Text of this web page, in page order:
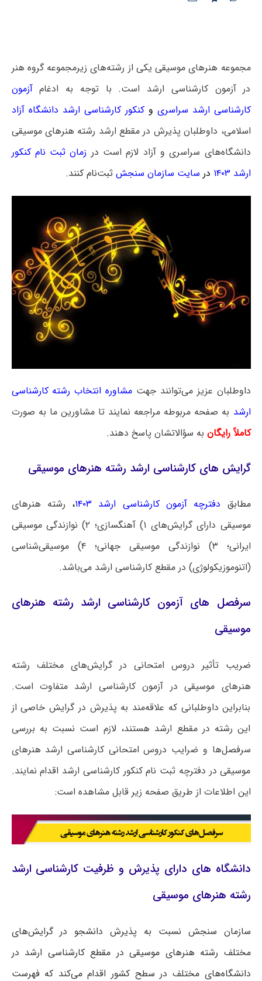
مجموعه هنرهای موسیقی یکی از رشته‌های زیرمجموعه گروه هنر
در آزمون کارشناسی ارشد است. با توجه به ادغامآزمون
کارشناسی ارشد سراسری وکنکور کارشناسی ارشد دانشگاه آزاد
اسلامی، داوطلبان پذیرش در مقطع ارشد رشته هنرهای موسیقی
دانشگاه‌های سراسری و آزاد لازم است در زمان ثبت نام کنکور
ارشد ۱۴۰۳
در سایت سازمان سنجش ثبت‌نام کنند.
داوطلبان عزیز می‌توانند جهت مشاوره انتخاب رشته کارشناسی
ارشد به صفحه مربوطه مراجعه نمایند تا مشاورین ما به صورت
کاملاً رایگان به سؤالاتشان پاسخ دهند.
گرایش‌ های کارشناسی ارشد رشته هنرهای موسیقی
مطابق دفترچه آزمون کارشناسی ارشد ۱۴۰۳ ، رشته هنرهای
موسیقی دارای گرایش‌های ۱) آهنگسازی؛ ۲) نوازندگی موسیقی
ایرانی؛ ۳) نوازندگی موسیقی جهانی؛ ۴) موسیقی‌شناسی
(اتنوموزیکولوژی) در مقطع کارشناسی ارشد می‌باشد.
سرفصل های آزمون کارشناسی ارشد رشته هنرهای
موسیقی
ضریب تأثیر دروس امتحانی در گرایش‌های مختلف رشته
هنرهای موسیقی در آزمون کارشناسی ارشد متفاوت است.
بنابراین داوطلبانی که علاقه‌مند به پذیرش در گرایش خاصی از
این رشته در مقطع ارشد هستند، لازم است نسبت به بررسی
سرفصل‌ها و ضرایب دروس امتحانی کارشناسی ارشد هنرهای
موسیقی در دفترچه ثبت نام کنکور کارشناسی ارشد اقدام نمایند.
این اطلاعات از طریق صفحه زیر قابل مشاهده است:
دانشگاه های دارای پذیرش و ظرفیت کارشناسی ارشد
رشته هنرهای موسیقی
سازمان سنجش نسبت به پذیرش دانشجو در گرایش‌های
مختلف رشته هنرهای موسیقی در مقطع کارشناسی ارشد در
دانشگاه‌های مختلف در سطح کشور اقدام می‌کند که فهرست